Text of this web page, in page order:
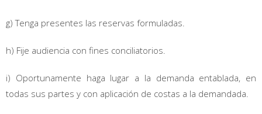
g) Tenga presentes las reservas formuladas.
h) Fije audiencia con fines conciliatorios.
i) Oportunamente haga lugar a la demanda entablada, en
todas sus partes y con aplicación de costas a la demandada.